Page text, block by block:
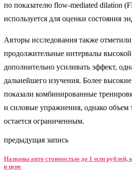
по показателю flow-mediated dilation
используется для оценки состояния
Авторы исследования также
продолжительные интервалы
дополнительно усиливать эффект,
дальнейшего изучения. Более
показали комбинированные
и силовые упражнения, однако объем
остается ограниченным.
предыдущая запись
Названы авто стоимостью до 1 млн рублей,
в цене